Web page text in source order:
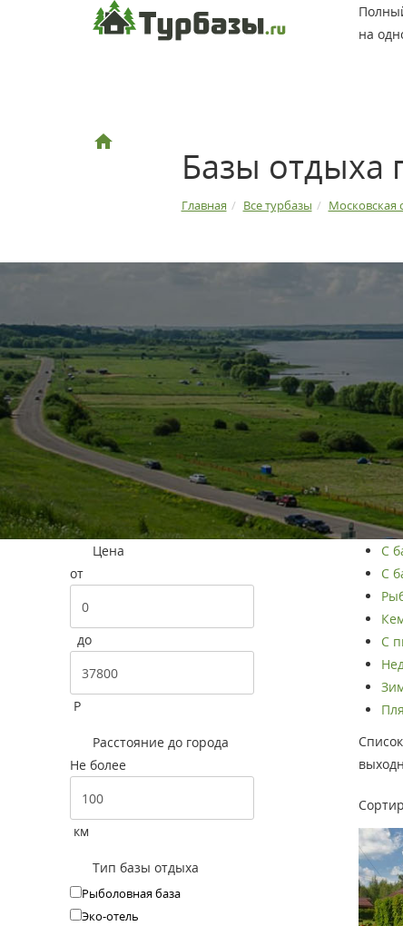
на
Базы отдыха
Главная Все турбазы Московская
Цена
от
до
Р
Расстояние до города
Не более
км
Тип базы отдыха
Рыболовная база
Эко-отель
С
С
С